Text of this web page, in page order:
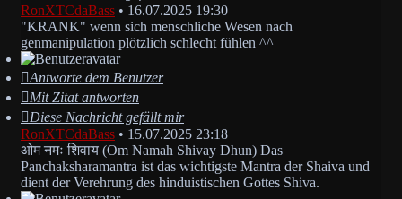
RonXTCdaBass • 16.07.2025 19:30
"KRANK" wenn sich menschliche Wesen nach
genmanipulation plötzlich schlecht fühlen ^^
Antworte dem Benutzer
Mit Zitat antworten
Diese Nachricht gefällt mir
RonXTCdaBass • 15.07.2025 23:18
ओम नमः शिवाय (Om Namah Shivay Dhun) Das
Panchaksharamantra ist das wichtigste Mantra der Shaiva und
dient der Verehrung des hinduistischen Gottes Shiva.